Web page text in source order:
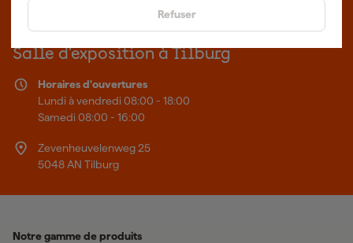
Refuser
Salle d'exposition à Tilburg
Horaires d'ouvertures
Lundi à vendredi 08:00 - 18:00
Samedi 08:00 - 16:00
Zevenheuvelenweg 25
5048 AN Tilburg
Notre gamme de produits